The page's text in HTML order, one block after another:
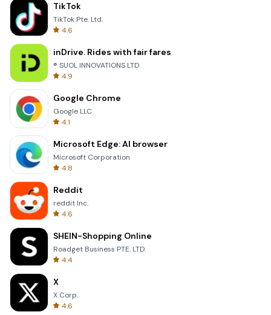
TikTok
TikTok Pte. Ltd.
4.6
inDrive. Rides with fair fares
® SUOL INNOVATIONS LTD
4.9
Google Chrome
Google LLC
4.1
Microsoft Edge: AI browser
Microsoft Corporation
4.8
Reddit
reddit Inc.
4.6
SHEIN-Shopping Online
Roadget Business PTE. LTD.
4.4
X
X Corp.
4.6